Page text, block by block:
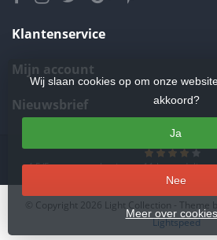
Klantenservice
Mijn account
Nieuwsbrief
4.5/5sterren op basis van11
Wij slaan cookies op om onze
akkoord?
Ja
Nee
Meer over
© Copyright 2026 Light Collection - Theme
Lightspeed